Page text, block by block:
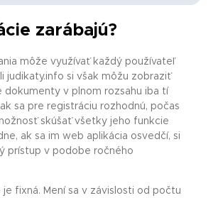
zarábajú?
môže využívať každý používateľ
judikaty.info si však môžu zobraziť
dokumenty v plnom rozsahu iba tí
sa pre registráciu rozhodnú, počas
skúšať všetky jeho funkcie
ak sa im web aplikácia osvedčí, si
prístup v podobe ročného
je fixná. Mení sa v závislosti od počtu